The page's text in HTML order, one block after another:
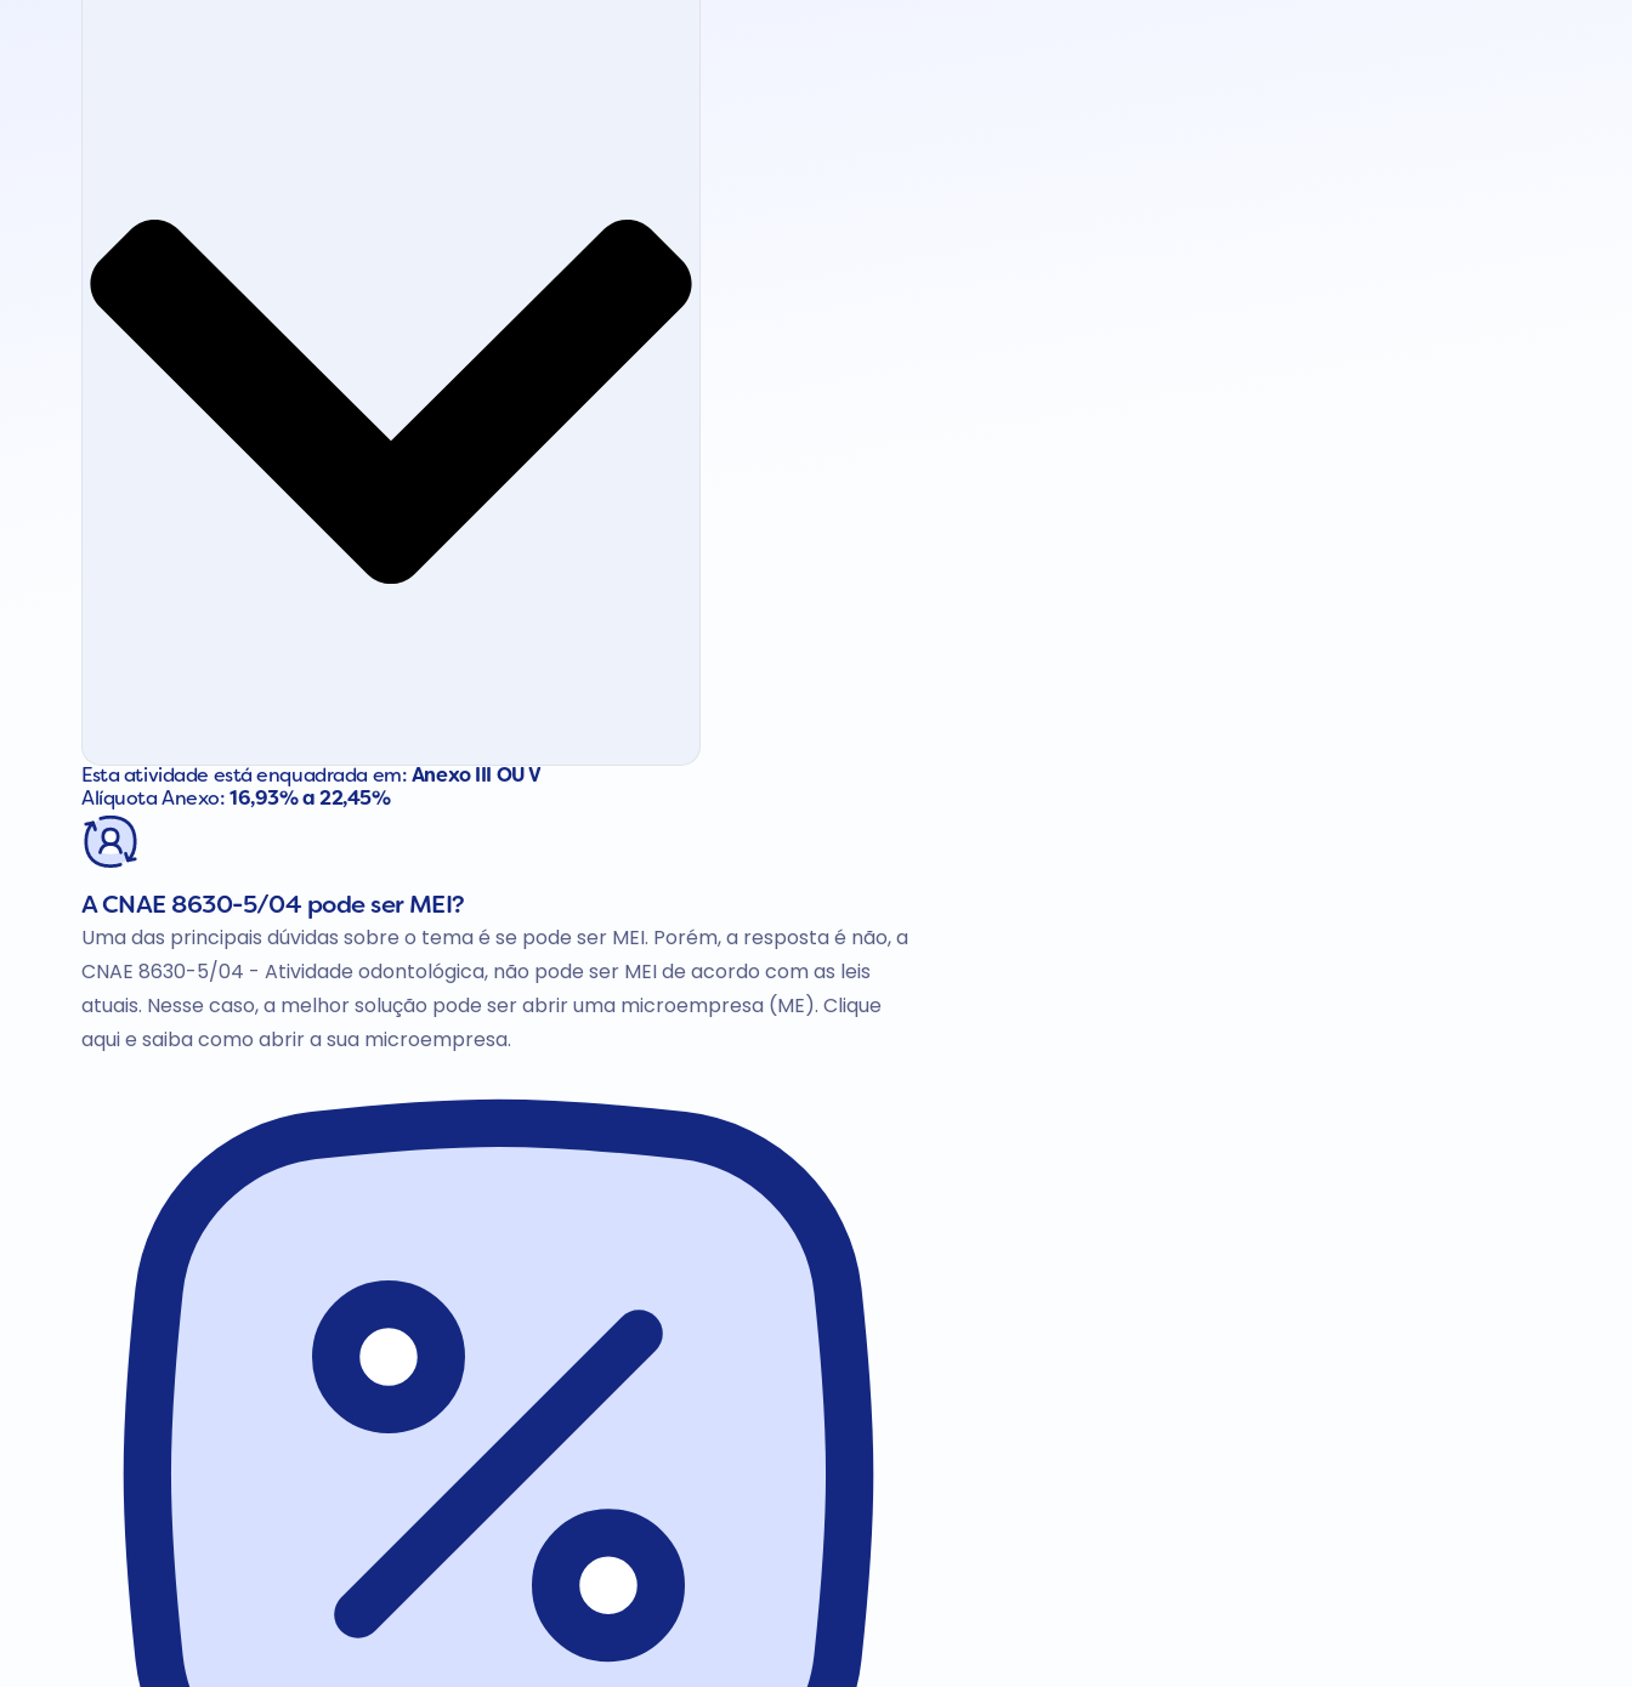
Esta atividade está enquadrada em: Anexo III OU V
Alíquota Anexo:16,93% a 22,45%
A CNAE 8630-5/04 pode ser MEI?
Uma das principais dúvidas sobre o tema é se pode ser MEI. Porém, a resposta é não, a
CNAE 8630-5/04 - Atividade odontológica, não pode ser MEI de acordo com as leis
atuais. Nesse caso, a melhor solução pode ser abrir uma microempresa (ME). Clique
aqui e saiba como abrir a sua microempresa.